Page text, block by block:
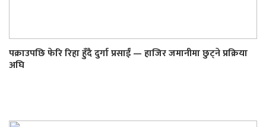
पक्राउपछि फेरि रिहा हुँदै दुर्गा प्रसाईं — हाजिर जमानीमा छुट्ने प्रक्रिया
अघि